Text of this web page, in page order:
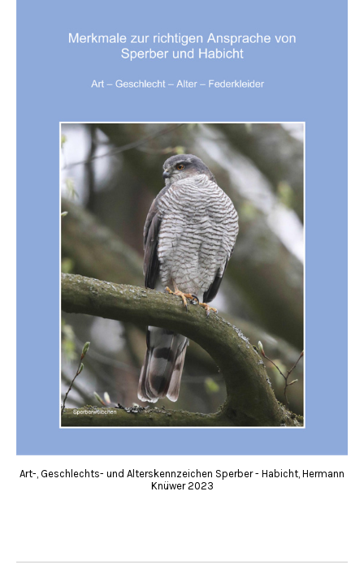
Art-, Geschlechts- und Alterskennzeichen Sperber - Habicht, Hermann
Knüwer 2023